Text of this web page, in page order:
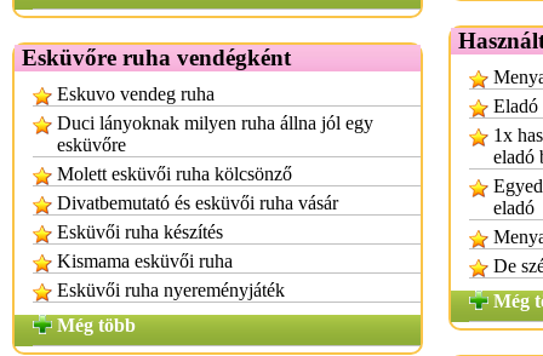
Esküvőre ruha vendégként
Eskuvo vendeg ruha
Duci lányoknak milyen ruha állna jól egy
esküvőre
Molett esküvői ruha kölcsönző
Divatbemutató és esküvői ruha vásár
Esküvői ruha készítés
Kismama esküvői ruha
Esküvői ruha nyereményjáték
Még több
Eladó
1x
eladó
eladó
De
Még